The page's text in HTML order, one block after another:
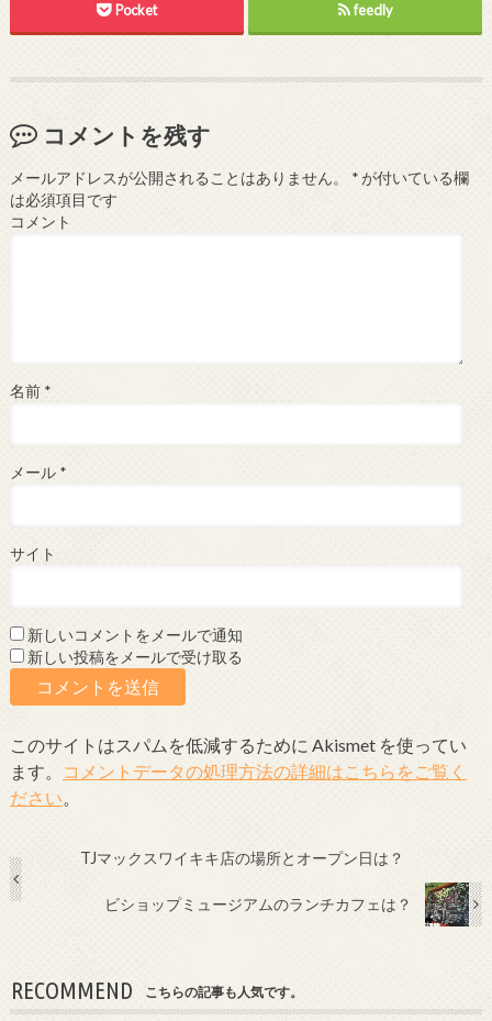
Pocket feedly
コメントを残す
メールアドレスが公開されることはありません。 *が付いている欄
は必須項目です
コメント
名前 *
メール *
サイト
新しいコメントをメールで通知
新しい投稿をメールで受け取る
このサイトはスパムを低減するために Akismet を使ってい
ます。
コメントデータの処理方法の詳細はこちらをご覧く
ださい
TJマックスワイキキ店の場所とオープン日は？
ビショップミュージアムのランチカフェは？
RECOMMEND こちらの記事も人気です。